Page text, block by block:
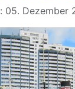
05. Dezember